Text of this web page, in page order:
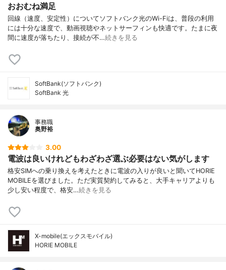
おおむね満足
回線（速度、安定性）についてソフトバンク光のWi-Fiは、普段の利用
には十分な速度で、動画視聴やネットサーフィンも快適です。たまに夜
間に速度が落ちたり、接続が不…続きを見る
SoftBank(ソフトバンク)
SoftBank 光
事務職
奥野裕
3.00
電波は良いけれどもわざわざ選ぶ必要はない気がします
格安SIMへの乗り換えを考えたときに電波の入りが良いと聞いてHORIE
MOBILEを選びました。ただ実質契約してみると、大手キャリアよりも
少し安い程度で、格安…続きを見る
X-mobile(エックスモバイル)
HORIE MOBILE